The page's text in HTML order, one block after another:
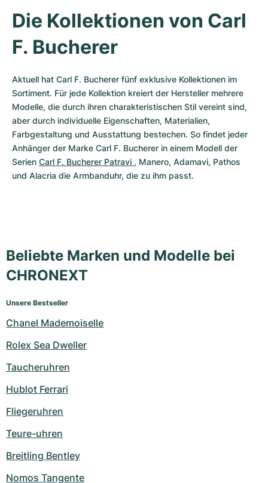
Die Kollektionen von Carl
F. Bucherer
Aktuell hat Carl F. Bucherer fünf exklusive Kollektionen im
Sortiment. Für jede Kollektion kreiert der Hersteller mehrere
Modelle, die durch ihren charakteristischen Stil vereint sind,
aber durch individuelle Eigenschaften, Materialien,
Farbgestaltung und Ausstattung bestechen. So findet jeder
Anhänger der Marke Carl F. Bucherer in einem Modell der
Serien Carl F. Bucherer Patravi , Manero, Adamavi, Pathos
und Alacria die Armbanduhr, die zu ihm passt.
Beliebte Marken und Modelle bei
CHRONEXT
Unsere Bestseller
Chanel Mademoiselle
Rolex Sea Dweller
Taucheruhren
Hublot Ferrari
Fliegeruhren
Teure-uhren
Breitling Bentley
Nomos Tangente